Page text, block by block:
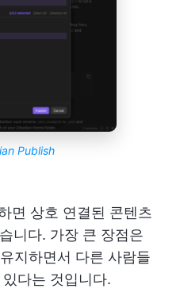
Publish
면 상호 연결된 콘텐츠
니다. 가장 큰 장점은
지하면서 다른 사람들
다는 것입니다.